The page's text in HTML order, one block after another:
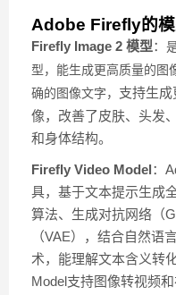
Adobe Firefly的模
Firefly Image 2 模型：
型，能生成更高质量的图
确的图像文字， 支持生
像，改善了皮肤、头发
和身体结构。
Firefly Video Model：
具，基于文本提示生成
算法、生成对抗网络（
（VAE），结合自然语
术，能理解文本含义转
Model支持图像转视频